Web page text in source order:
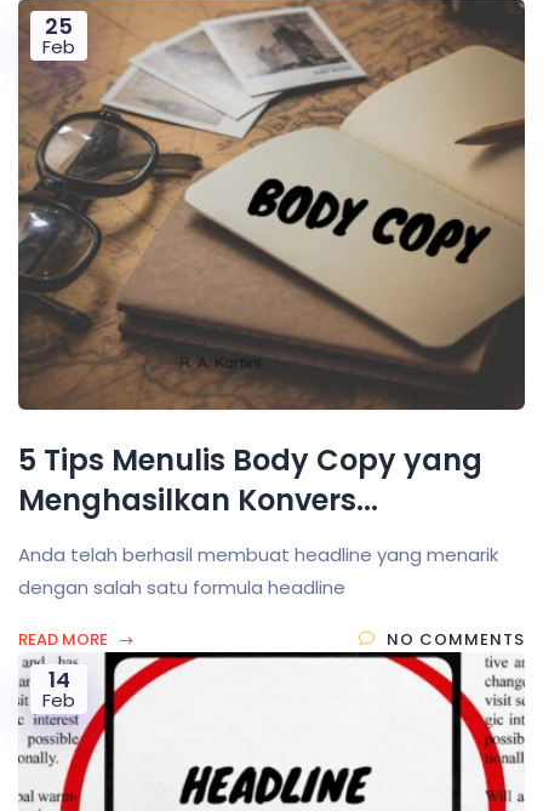
25
Feb
5 Tips Menulis Body Copy yang
Menghasilkan Konvers...
Anda telah berhasil membuat headline yang menarik
dengan salah satu formula headline
READ MORE NO COMMENTS
14
Feb